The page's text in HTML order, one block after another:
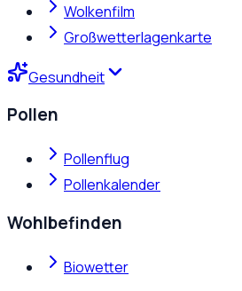
Wolkenfilm
Großwetterlagenkarte
Gesundheit
Pollen
Pollenflug
Pollenkalender
Wohlbefinden
Biowetter